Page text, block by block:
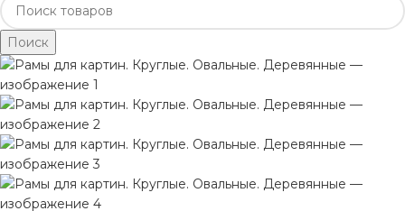
Поиск